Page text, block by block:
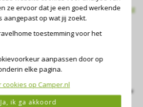
reis- en annuleringsverzekering
doorlopende reis- en
en
annuleringsverzekering stel je jouw
de dekking naadloos aansluit op jouw
ze ervoor dat je een goed werkende
aangepast op wat jij zoekt.
toestemming voor het
aanpassen door op
elke pagina.
op Camper.nl
Ja, ik ga akkoord